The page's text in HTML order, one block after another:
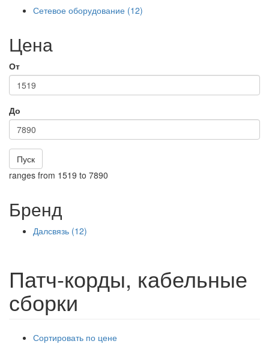
Сетевое оборудование (12)
Цена
От
До
Пуск
ranges from 1519 to 7890
Бренд
Далсвязь (12)
Патч-корды, кабельные
сборки
Сортировать по цене